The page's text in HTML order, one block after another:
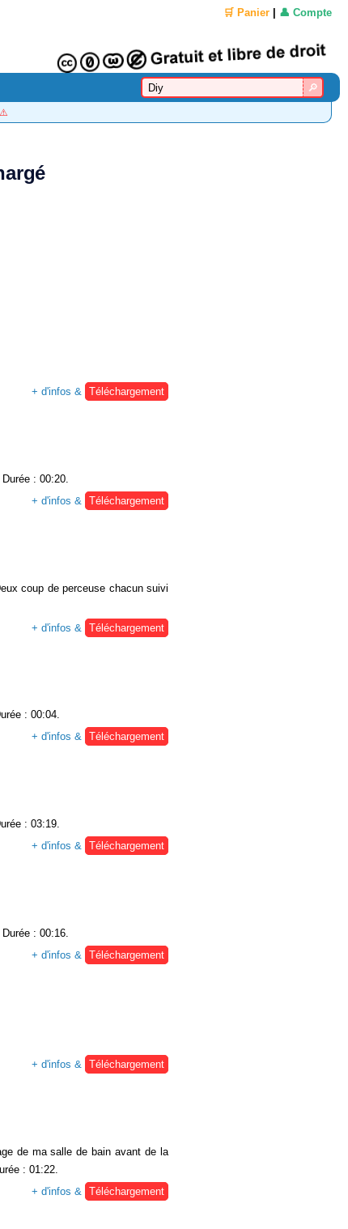
🛒 Panier 👤 Compte
⚠️
+ d'infos &
Téléchargement
. Durée : 00:20.
+ d'infos &
Téléchargement
coup de perceuse chacun suivi
+ d'infos &
Téléchargement
: 00:04.
+ d'infos & Téléchargement
: 03:19.
+ d'infos & Téléchargement
Durée : 00:16.
+ d'infos & Téléchargement
+ d'infos &
Téléchargement
de ma salle de bain avant de la
: 01:22.
+ d'infos &
Téléchargement